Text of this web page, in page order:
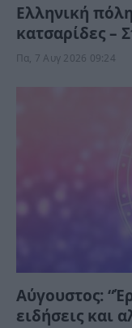
Ελληνική
κατσαρίδες –
μέρα-νύχτα
Πα, 7 Αυγ 2026 09:24
Αύγουστος:
ειδήσεις και